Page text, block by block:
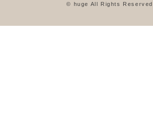
© huge All Rights Reserved.